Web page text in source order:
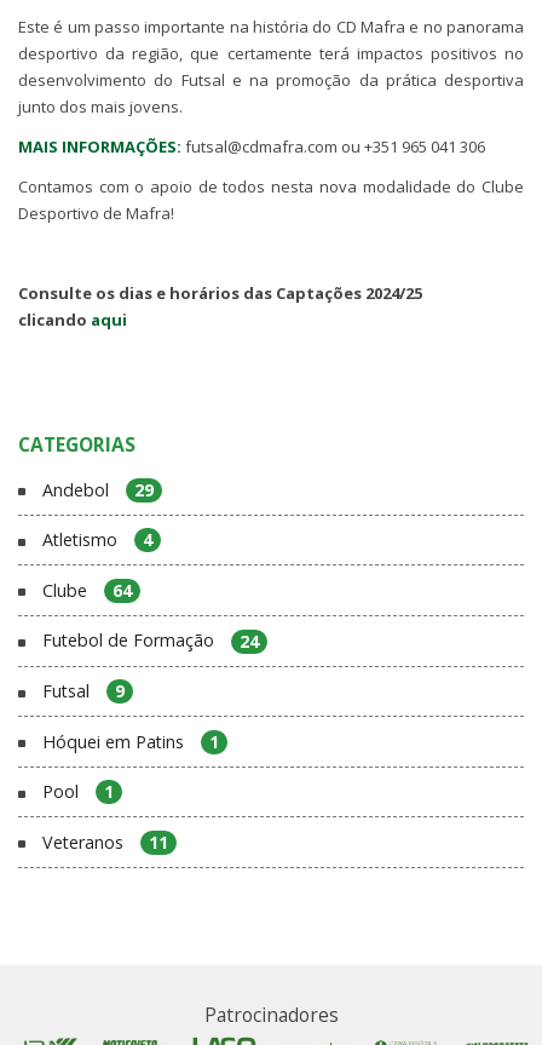
Este é um passo importante na história do CD Mafra e no panorama
desportivo da região, que certamente terá impactos positivos no
desenvolvimento do Futsal e na promoção da prática desportiva
junto dos mais jovens.
MAIS INFORMAÇÕES: futsal@cdmafra.com ou +351 965 041 306
Contamos com o apoio de todos nesta nova modalidade do Clube
Desportivo de Mafra!
Consulte os dias e horários das Captações 2024/25
clicando aqui
CATEGORIAS
Andebol 29
Atletismo 4
Clube 64
Futebol de Formação 24
Futsal 9
Hóquei em Patins 1
Pool 1
Veteranos 11
Patrocinadores